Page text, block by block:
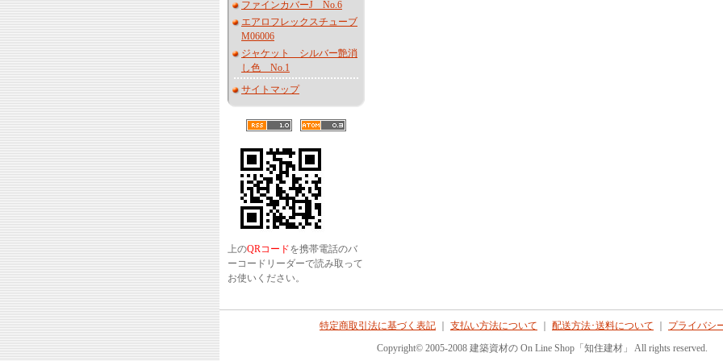
ファインカバーJ No.6
エアロフレックスチューブ
M06006
ジャケット シルバー艶消
し色 No.1
サイトマップ
上のQRコードを携帯電話のバ
ーコードリーダーで読み取って
お使いください。
特定商取引法に基づく表記 支払い方法について 配送方法･送料について
プライバシ
Copyright© 2005-2008 建築資材の On Line Shop「知住建材」 All rights reserved.